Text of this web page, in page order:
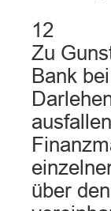
12
Zu
Bank
über